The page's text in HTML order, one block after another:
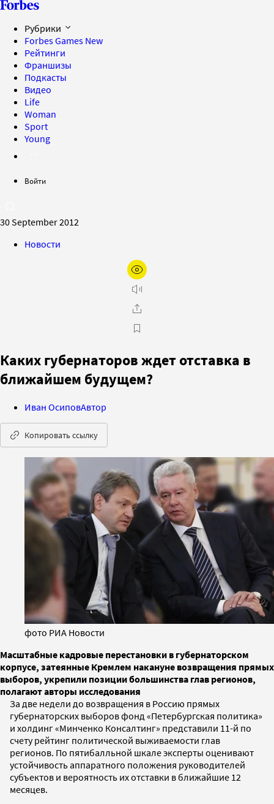
Рубрики
Forbes Games New
Рейтинги
Франшизы
Подкасты
Видео
Life
Woman
Sport
Young
Войти
30 September 2012
Новости
Каких губернаторов ждет отставка в
ближайшем будущем?
Иван ОсиповАвтор
Копировать ссылку
фото РИА Новости
Масштабные кадровые перестановки в губернаторском
корпусе, затеянные Кремлем накануне возвращения прямых
выборов, укрепили позиции большинства глав регионов,
полагают авторы исследования
За две недели до возвращения в Россию прямых
губернаторских выборов фонд «Петербургская политика»
и холдинг «Минченко Консалтинг» представили 11-й по
счету рейтинг политической выживаемости глав
регионов. По пятибалльной шкале эксперты оценивают
устойчивость аппаратного положения руководителей
субъектов и вероятность их отставки в ближайшие 12
месяцев.